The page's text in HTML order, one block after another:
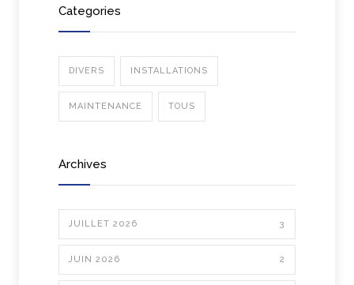
Categories
DIVERS INSTALLATIONS
MAINTENANCE TOUS
Archives
JUILLET 2026 3
JUIN 2026 2